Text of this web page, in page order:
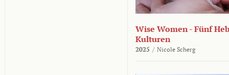
Wise Women - Fünf
Kulturen
2025 / Nicole Scherg